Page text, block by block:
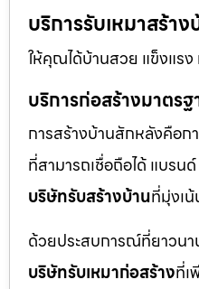
บริการรับเหมาสร้า
ให้คุณได้บ้านสวย แข็งแรง
บริการก่อสร้างมาตร
การสร้างบ้านสักหลังคือ
ที่สามารถเชื่อถือได้ แบร
บริษัทรับสร้างบ้านที่มุ่งเ
ด้วยประสบการณ์ที่ยาวนา
บริษัทรับเหมาก่อสร้างที่เ